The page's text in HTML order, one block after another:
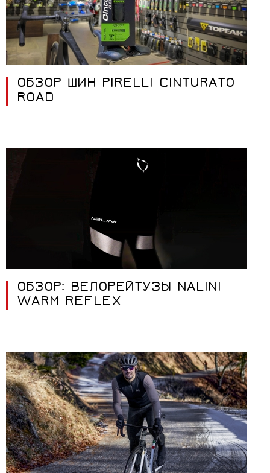
ОБЗОР ШИН PIRELLI CINTURATO
ROAD
ОБЗОР: ВЕЛОРЕЙТУЗЫ NALINI
WARM REFLEX